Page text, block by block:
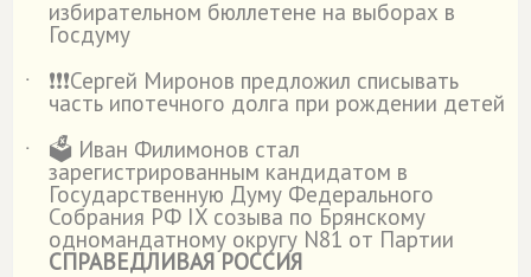
избирательном бюллетене на выборах в
Госдуму
˙
❗️❗️❗️Сергей Миронов предложил списывать
часть ипотечного долга при рождении детей
˙
🗳️ Иван Филимонов стал
зарегистрированным кандидатом в
Государственную Думу Федерального
Собрания РФ IX созыва по Брянскому
одномандатному округу N81 от Партии
СПРАВЕДЛИВАЯ РОССИЯ